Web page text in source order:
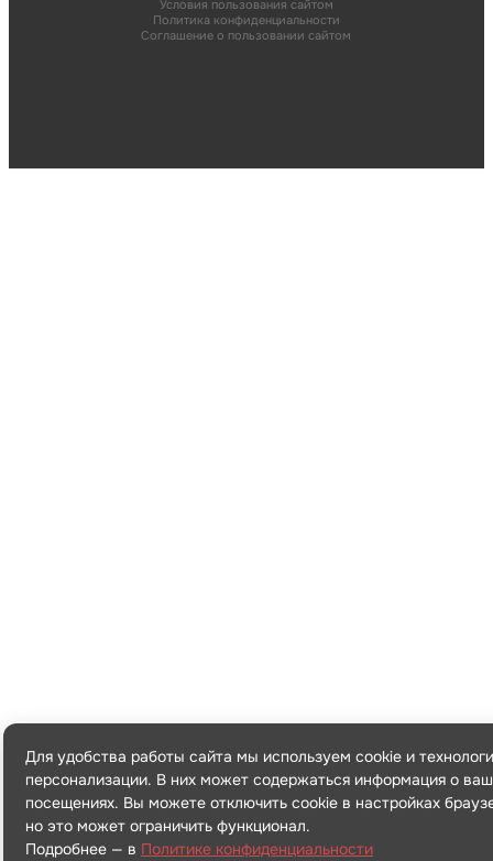
Условия пользования сайтом
Политика конфиденциальности
Соглашение о пользовании сайтом
Для удобства работы сайта мы используем cookie и
персонализации. В них может содержаться информация о
посещениях. Вы можете отключить cookie в настройках
но это может ограничить функционал.
Подробнее — в Политике конфиденциальности